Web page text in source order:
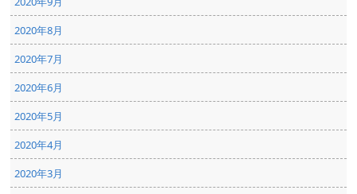
2020年8月
2020年7月
2020年6月
2020年5月
2020年4月
2020年3月